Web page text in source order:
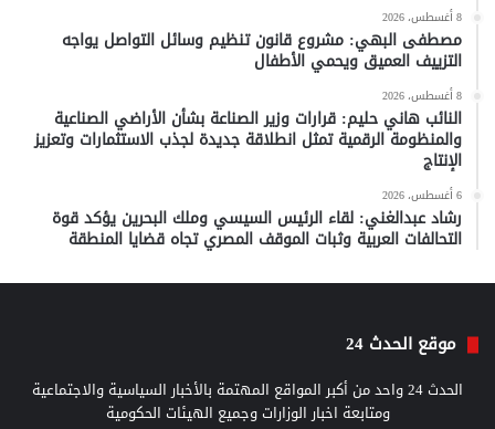
8 أغسطس، 2026
مصطفى البهي: مشروع قانون تنظيم وسائل التواصل يواجه
التزييف العميق ويحمي الأطفال
8 أغسطس، 2026
النائب هاني حليم: قرارات وزير الصناعة بشأن الأراضي الصناعية
والمنظومة الرقمية تمثل انطلاقة جديدة لجذب الاستثمارات وتعزيز
الإنتاج
6 أغسطس، 2026
رشاد عبدالغني: لقاء الرئيس السيسي وملك البحرين يؤكد قوة
التحالفات العربية وثبات الموقف المصري تجاه قضايا المنطقة
موقع الحدث 24
الحدث 24 واحد من أكبر المواقع المهتمة بالأخبار السياسية والاجتماعية
ومتابعة اخبار الوزارات وجميع الهيئات الحكومية